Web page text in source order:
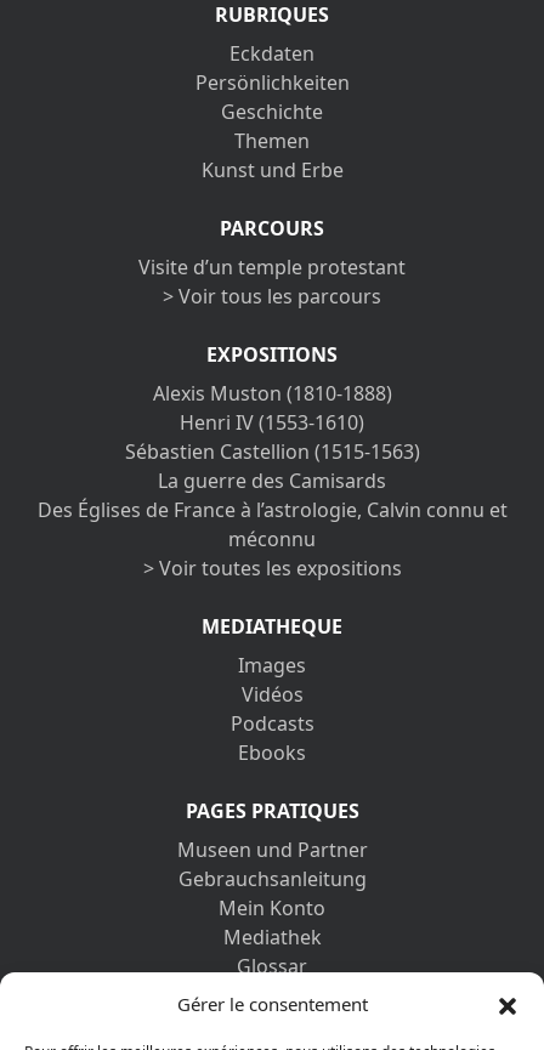
Gérer le consentement
RUBRIQUES
Eckdaten
Persönlichkeiten
Geschichte
Themen
Kunst und Erbe
PARCOURS
Visite d’un temple protestant
> Voir tous les parcours
EXPOSITIONS
Alexis Muston (1810-1888)
Henri IV (1553-1610)
Sébastien Castellion (1515-1563)
La guerre des Camisards
Des Églises de France à l’astrologie, Calvin connu et
méconnu
> Voir toutes les expositions
MEDIATHEQUE
Images
Vidéos
Podcasts
Ebooks
PAGES PRATIQUES
Museen und Partner
Gebrauchsanleitung
Mein Konto
Mediathek
Glossar
Kontaktformular